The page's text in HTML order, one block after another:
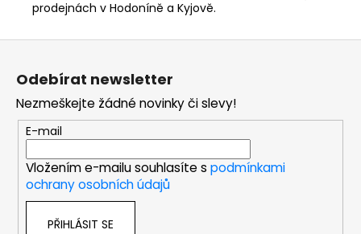
prodejnách v Hodoníně a Kyjově.
Z
Odebírat newsletter
Nezmeškejte žádné novinky či slevy!
E-mail
Vložením e-mailu souhlasíte s podmínkami
ochrany osobních údajů
PŘIHLÁSIT SE